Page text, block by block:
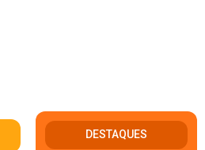
DESTAQUES